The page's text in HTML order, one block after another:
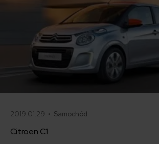
2019.01.29 • Samochód
Citroen C1